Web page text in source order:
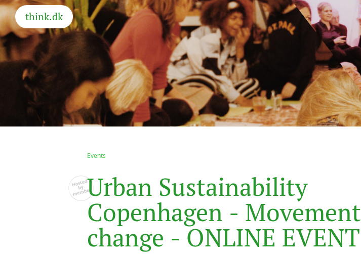
think.dk
Events
Urban Sustainability
Copenhagen - Movement
change - ONLINE EVENT